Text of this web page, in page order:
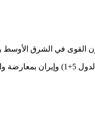
القوى في الشرق الأوسط
السياسي.